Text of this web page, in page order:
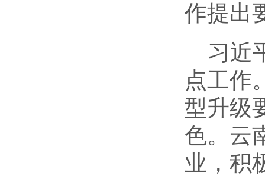
作提出
习近
点工作
型升级
色。云
业，积